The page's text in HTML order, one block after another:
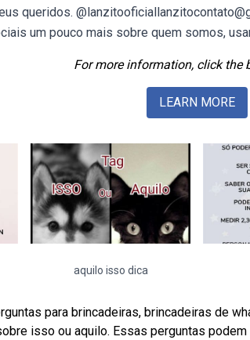
queridos.
um pouco mais sobre quem somos,
For more information, click the
LEARN MORE
aquilo isso dica
para brincadeiras, brincadeiras de
isso ou aquilo. Essas perguntas